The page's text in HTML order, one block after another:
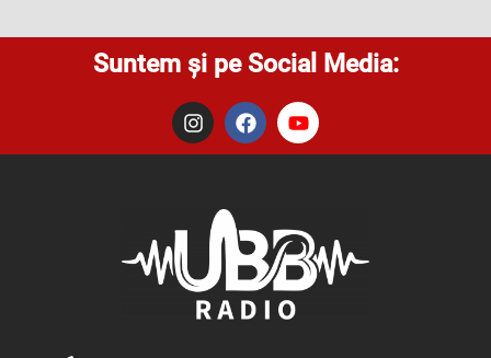
Suntem și pe Social Media:
I
n
s
m
F
a
c
o
k
Y
o
u
e